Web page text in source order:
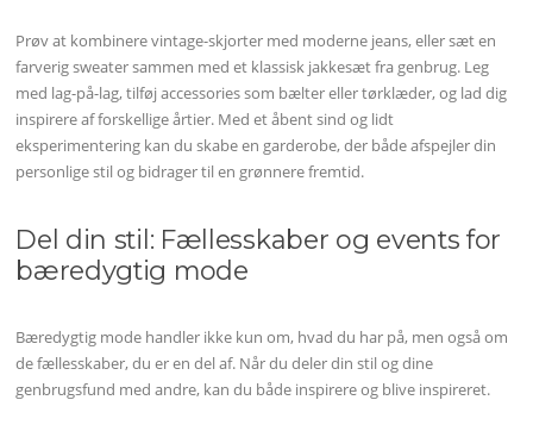
Prøv at kombinere vintage-skjorter med moderne jeans, eller sæt en
farverig sweater sammen med et klassisk jakkesæt fra genbrug. Leg
med lag-på-lag, tilføj accessories som bælter eller tørklæder, og lad dig
inspirere af forskellige årtier. Med et åbent sind og lidt
eksperimentering kan du skabe en garderobe, der både afspejler din
personlige stil og bidrager til en grønnere fremtid.
Del din stil: Fællesskaber og events for
bæredygtig mode
Bæredygtig mode handler ikke kun om, hvad du har på, men også om
de fællesskaber, du er en del af. Når du deler din stil og dine
genbrugsfund med andre, kan du både inspirere og blive inspireret.